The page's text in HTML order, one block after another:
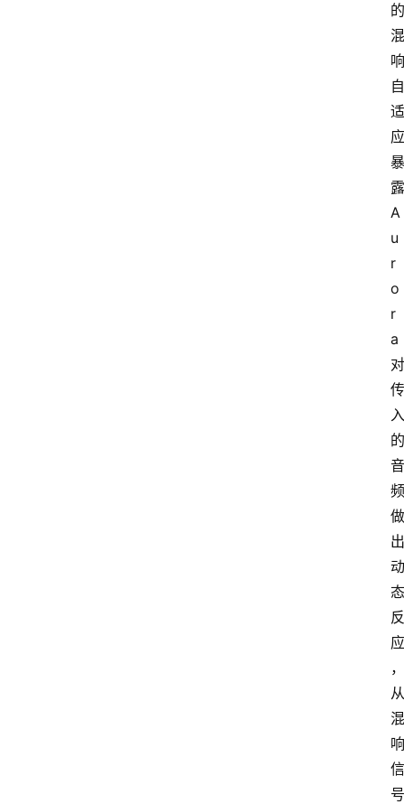
的
混
响
自
适
应
暴
露
A
u
r
o
r
a
对
传
入
的
音
频
做
出
动
态
反
应
，
从
混
响
信
号